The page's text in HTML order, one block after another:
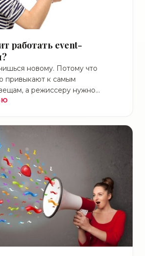
работать event-
новому. Потому что
привыкают к самым
а режиссеру нужно
много новых знакомств …